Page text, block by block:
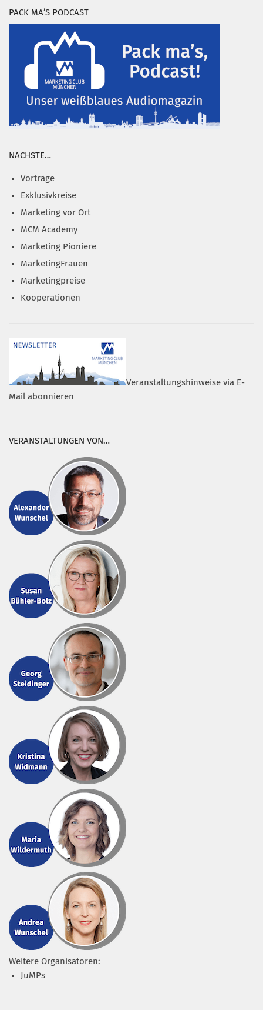
PACK MA’S PODCAST
NÄCHSTE…
Vorträge
Exklusivkreise
Marketing vor Ort
MCM Academy
Marketing Pioniere
MarketingFrauen
Marketingpreise
Kooperationen
Veranstaltungshinweise via E-
Mail abonnieren
VERANSTALTUNGEN VON…
Weitere Organisatoren:
JuMPs